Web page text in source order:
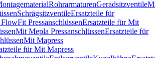
RohrarmaturenGeradsitzventile
SchrägsitzventileErsatzteile für
PressanschlüssenErsatzteile für Mit
Mit Mepla PressanschlüssenErsatzteile für
Mit Mapress
für Mit Mapress